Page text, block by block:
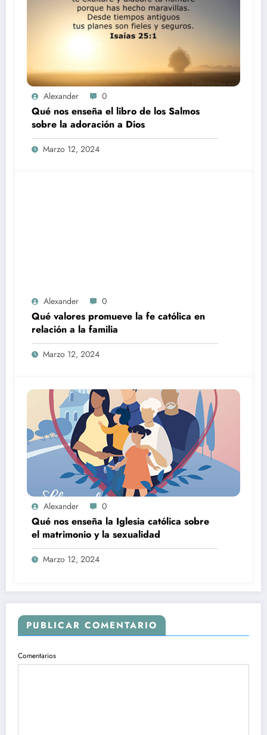
Alexander 0
Qué nos enseña el libro de los Salmos
sobre la adoración a Dios
Marzo 12, 2024
Alexander 0
Qué valores promueve la fe católica en
relación a la familia
Marzo 12, 2024
Alexander 0
Qué nos enseña la Iglesia católica sobre
el matrimonio y la sexualidad
Marzo 12, 2024
PUBLICAR COMENTARIO
Comentarios